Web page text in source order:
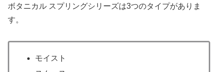
ボタニカル スプリングシリーズは3つのタイプがありま
す。
モイスト